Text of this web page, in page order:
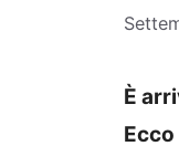
È